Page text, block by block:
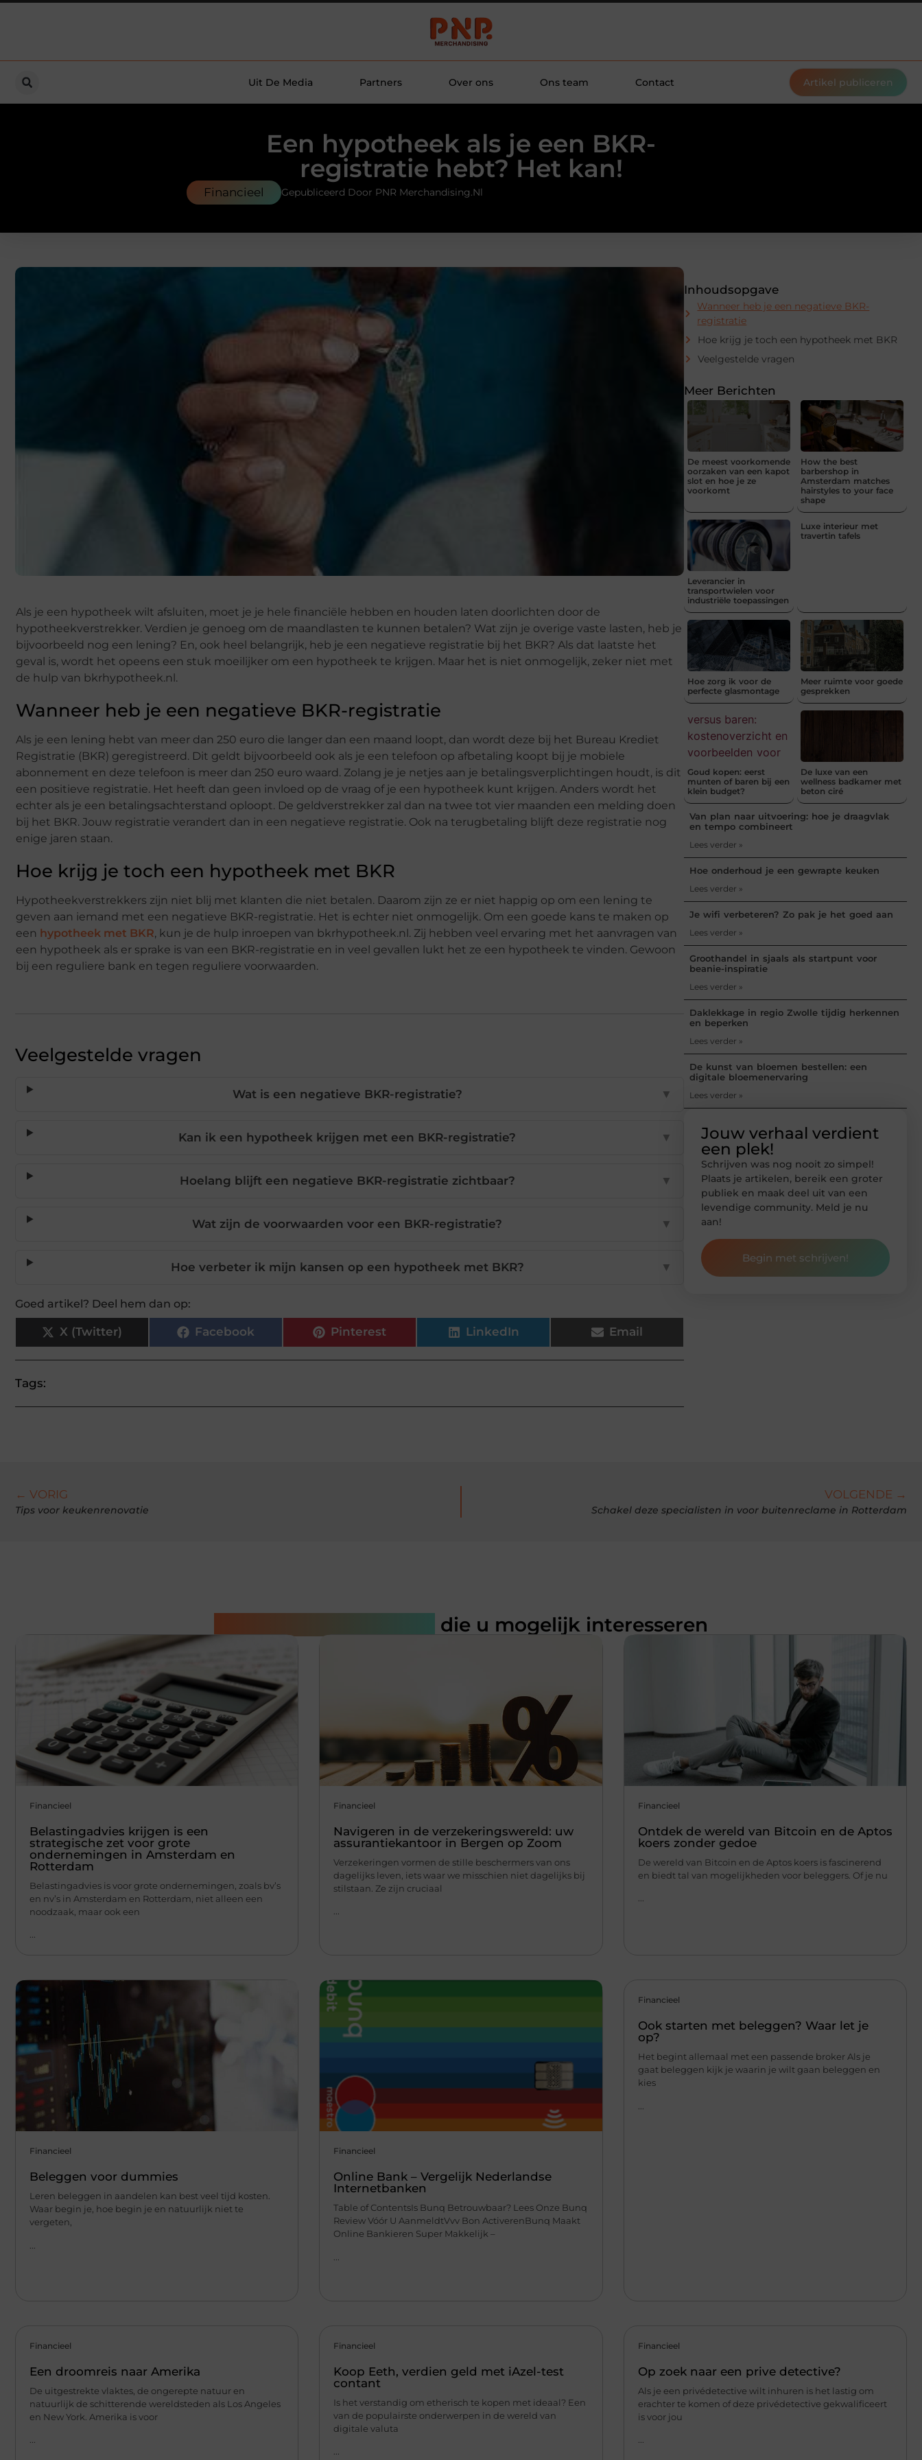
Uit De Media Partners Over ons Ons team Contact Artikel publiceren
Een hypotheek als je een BKR-
registratie hebt? Het kan!
Financieel Gepubliceerd Door PNR Merchandising.nl
Als je een hypotheek wilt afsluiten, moet je je hele financiële hebben en houden laten doorlichten door de
hypotheekverstrekker. Verdien je genoeg om de maandlasten te kunnen betalen? Wat zijn je overige vaste lasten, heb je
bijvoorbeeld nog een lening? En, ook heel belangrijk, heb je een negatieve registratie bij het BKR? Als dat laatste het
geval is, wordt het opeens een stuk moeilijker om een hypotheek te krijgen. Maar het is niet onmogelijk, zeker niet met
de hulp van bkrhypotheek.nl.
Wanneer heb je een negatieve BKR-registratie
Als je een lening hebt van meer dan 250 euro die langer dan een maand loopt, dan wordt deze bij het Bureau Krediet
Registratie (BKR) geregistreerd. Dit geldt bijvoorbeeld ook als je een telefoon op afbetaling koopt bij je mobiele
abonnement en deze telefoon is meer dan 250 euro waard. Zolang je je netjes aan je betalingsverplichtingen houdt, is dit
een positieve registratie. Het heeft dan geen invloed op de vraag of je een hypotheek kunt krijgen. Anders wordt het
echter als je een betalingsachterstand oploopt. De geldverstrekker zal dan na twee tot vier maanden een melding doen
bij het BKR. Jouw registratie verandert dan in een negatieve registratie. Ook na terugbetaling blijft deze registratie nog
enige jaren staan.
Hoe krijg je toch een hypotheek met BKR
Hypotheekverstrekkers zijn niet blij met klanten die niet betalen. Daarom zijn ze er niet happig op om een lening te
geven aan iemand met een negatieve BKR-registratie. Het is echter niet onmogelijk. Om een goede kans te maken op
een hypotheek met BKR, kun je de hulp inroepen van bkrhypotheek.nl. Zij hebben veel ervaring met het aanvragen van
een hypotheek als er sprake is van een BKR-registratie en in veel gevallen lukt het ze een hypotheek te vinden. Gewoon
bij een reguliere bank en tegen reguliere voorwaarden.
Veelgestelde vragen
Wat is een negatieve BKR-registratie? ▼
Kan ik een hypotheek krijgen met een BKR-registratie? ▼
Hoelang blijft een negatieve BKR-registratie zichtbaar? ▼
Wat zijn de voorwaarden voor een BKR-registratie? ▼
Hoe verbeter ik mijn kansen op een hypotheek met BKR? ▼
Goed artikel? Deel hem dan op:
X (Twitter) Facebook Pinterest LinkedIn Email
Tags:
Inhoudsopgave
Wanneer heb je een negatieve BKR-
registratie
Hoe krijg je toch een hypotheek met BKR
Veelgestelde vragen
Meer Berichten
De meest voorkomende
oorzaken van een kapot
slot en hoe je ze
voorkomt
How the best
barbershop in
Amsterdam matches
hairstyles to your face
shape
Leverancier in
transportwielen voor
industriële toepassingen
Luxe interieur met
travertin tafels
Hoe zorg ik voor de
perfecte glasmontage
Meer ruimte voor goede
gesprekken
Goud kopen: eerst
munten of baren bij een
klein budget?
De luxe van een
wellness badkamer met
beton ciré
Van plan naar uitvoering: hoe je draagvlak
en tempo combineert
Lees verder »
Hoe onderhoud je een gewrapte keuken
Lees verder »
Je wifi verbeteren? Zo pak je het goed aan
Lees verder »
Groothandel in sjaals als startpunt voor
beanie-inspiratie
Lees verder »
Daklekkage in regio Zwolle tijdig herkennen
en beperken
Lees verder »
De kunst van bloemen bestellen: een
digitale bloemenervaring
Lees verder »
Jouw verhaal verdient
een plek!
Schrijven was nog nooit zo simpel!
Plaats je artikelen, bereik een groter
publiek en maak deel uit van een
levendige community. Meld je nu
aan!
Begin met schrijven!
← VORIG
Tips voor keukenrenovatie
VOLGENDE →
Schakel deze specialisten in voor buitenreclame in Rotterdam
die u mogelijk interesseren
Financieel
Belastingadvies krijgen is een
strategische zet voor grote
ondernemingen in Amsterdam en
Rotterdam
Belastingadvies is voor grote ondernemingen, zoals bv’s
en nv’s in Amsterdam en Rotterdam, niet alleen een
noodzaak, maar ook een
...
Financieel
Navigeren in de verzekeringswereld: uw
assurantiekantoor in Bergen op Zoom
Verzekeringen vormen de stille beschermers van ons
dagelijks leven, iets waar we misschien niet dagelijks bij
stilstaan. Ze zijn cruciaal
...
Financieel
Ontdek de wereld van Bitcoin en de Aptos
koers zonder gedoe
De wereld van Bitcoin en de Aptos koers is fascinerend
en biedt tal van mogelijkheden voor beleggers. Of je nu
...
Financieel
Beleggen voor dummies
Leren beleggen in aandelen kan best veel tijd kosten.
Waar begin je, hoe begin je en natuurlijk niet te
vergeten,
Financieel
Online Bank – Vergelijk Nederlandse
Internetbanken
Table of ContentsIs Bunq Betrouwbaar? Lees Onze Bunq
Review Vóór U AanmeldtVvv Bon ActiverenBunq Maakt
Online Bankieren Super Makkelijk –
Financieel
Ook starten met beleggen? Waar let je
op?
Het begint allemaal met een passende broker Als je
gaat beleggen kijk je waarin je wilt gaan beleggen en
kies
Financieel
Een droomreis naar Amerika
De uitgestrekte vlaktes, de ongerepte natuur en
natuurlijk de schitterende wereldsteden als Los Angeles
en New York. Amerika is voor
Financieel
Koop Eeth, verdien geld met iAzel-test
contant
Is het verstandig om etherisch te kopen met ideaal? Een
van de populairste onderwerpen in de wereld van
digitale valuta
Financieel
Op zoek naar een prive detective?
Als je een privédetective wilt inhuren is het lastig om
erachter te komen of deze privédetective gekwalificeert
is voor jou